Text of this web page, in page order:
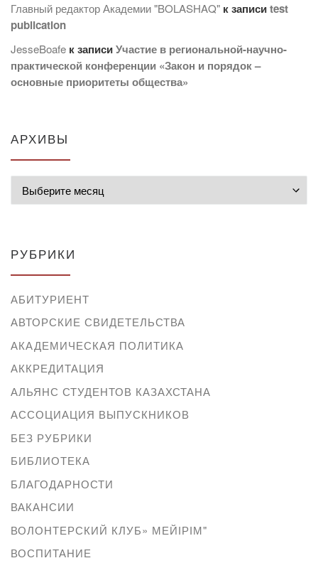
Главный редактор Академии "BOLASHAQ" к записиtest
publication
JesseBoafe к записиУчастие в региональной-научно-
практической конференции «Закон и порядок –
основные приоритеты общества»
АРХИВЫ
РУБРИКИ
АБИТУРИЕНТ
АВТОРСКИЕ СВИДЕТЕЛЬСТВА
АКАДЕМИЧЕСКАЯ ПОЛИТИКА
АККРЕДИТАЦИЯ
АЛЬЯНС СТУДЕНТОВ КАЗАХСТАНА
АССОЦИАЦИЯ ВЫПУСКНИКОВ
БЕЗ РУБРИКИ
БИБЛИОТЕКА
БЛАГОДАРНОСТИ
ВАКАНСИИ
ВОЛОНТЕРСКИЙ КЛУБ» МЕЙІРІМ"
ВОСПИТАНИЕ